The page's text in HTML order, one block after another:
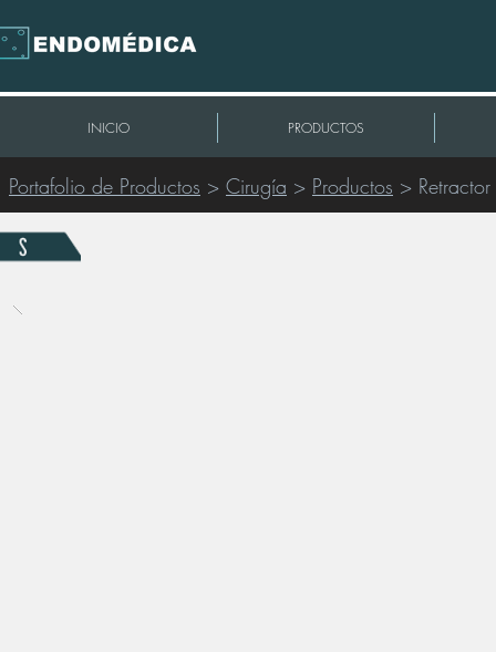
INICIO PRODUCTOS
Portafolio de Productos > Cirugía > Productos >